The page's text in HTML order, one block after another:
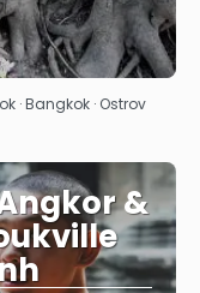
· Bangkok · Ostrov
&